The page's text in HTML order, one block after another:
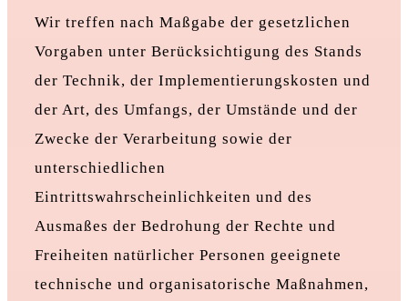
Wir treffen nach Maßgabe der gesetzlichen
Vorgaben unter Berücksichtigung des Stands
der Technik, der Implementierungskosten und
der Art, des Umfangs, der Umstände und der
Zwecke der Verarbeitung sowie der
unterschiedlichen
Eintrittswahrscheinlichkeiten und des
Ausmaßes der Bedrohung der Rechte und
Freiheiten natürlicher Personen geeignete
technische und organisatorische Maßnahmen,